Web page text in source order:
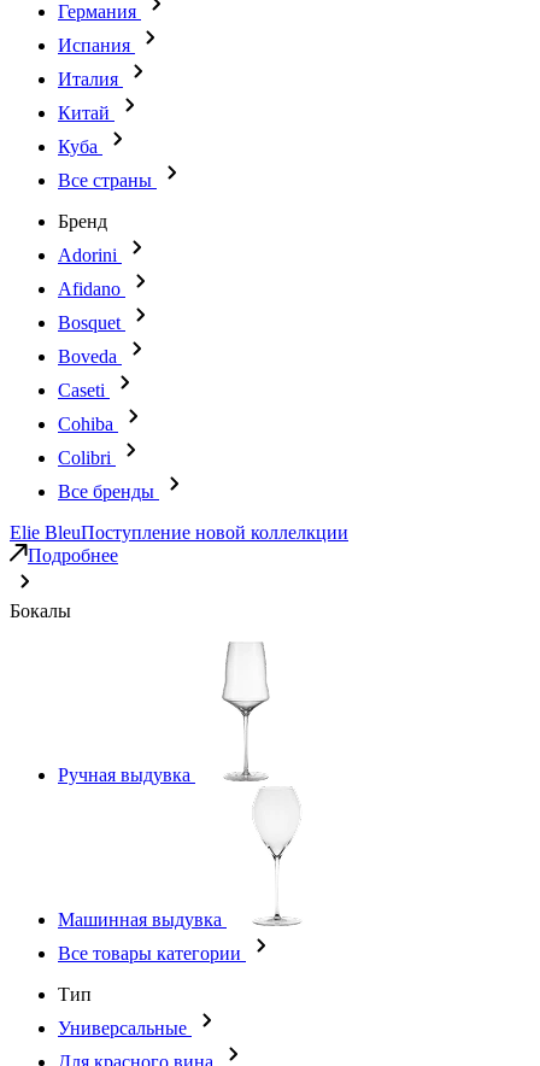
Германия
Испания
Италия
Китай
Куба
Все страны
Бренд
Adorini
Afidano
Bosquet
Boveda
Caseti
Cohiba
Colibri
Все бренды
Elie BleuПоступление новой коллелкции
Подробнее
Бокалы
Ручная выдувка
Машинная выдувка
Все товары категории
Тип
Универсальные
Для красного вина